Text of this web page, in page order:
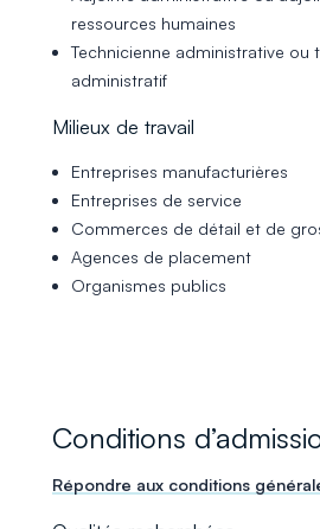
ressources humaines
Technicienne administrative ou
administratif
Milieux de travail
Entreprises manufacturières
Entreprises de service
Commerces de détail et de
Agences de placement
Organismes publics
Conditions
Répondre aux conditions